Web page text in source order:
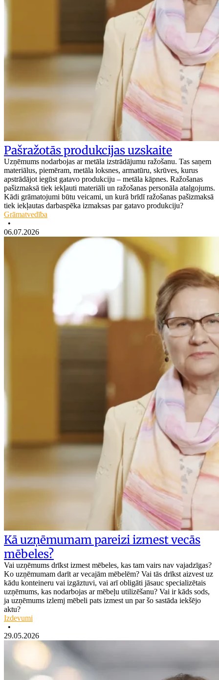
Pašražotās produkcijas uzskaite
Uzņēmums nodarbojas ar metāla izstrādājumu ražošanu. Tas saņem
materiālus, piemēram, metāla loksnes, armatūru, skrūves, kurus
apstrādājot iegūst gatavo produkciju – metāla kāpnes. Ražošanas
pašizmaksā tiek iekļauti materiāli un ražošanas personāla atalgojums.
Kādi grāmatojumi būtu veicami, un kurā brīdī ražošanas pašizmaksā
tiek iekļautas darbaspēka izmaksas par gatavo produkciju?
Grāmatvedība
•
06.07.2026
Kā uzņēmumam pareizi izmest vecās
mēbeles?
Vai uzņēmums drīkst izmest mēbeles, kas tam vairs nav vajadzīgas?
Ko uzņēmumam darīt ar vecajām mēbelēm? Vai tās drīkst aizvest uz
kādu konteineru vai izgāztuvi, vai arī obligāti jāsauc specializētais
uzņēmums, kas nodarbojas ar mēbeļu utilizēšanu? Vai ir kāds sods,
ja uzņēmums izlemj mēbeli pats izmest un par šo sastāda iekšējo
aktu?
Izdevumi
•
29.05.2026